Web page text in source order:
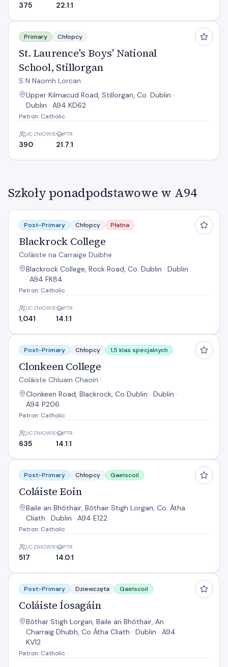
375 22.1:1
St. Laurence's Boys' National School, Stillorgan
Primary Chłopcy
St. Laurence's Boys' National
School, Stillorgan
S N Naomh Lorcan
Upper Kilmacud Road, Stillorgan, Co. Dublin ·
Dublin · A94 KD62
Patron: Catholic
UCZNIOWIE
390
PTR
21.7:1
Szkoły ponadpodstawowe w A94
Blackrock College
Post-Primary Chłopcy Płatna
Blackrock College
Coláiste na Carraige Duibhe
Blackrock College, Rock Road, Co. Dublin · Dublin
· A94 FK84
Patron: Catholic
UCZNIOWIE
1,041
PTR
14.1:1
Clonkeen College
Post-Primary Chłopcy 1,5 klas specjalnych
Clonkeen College
Coláiste Chluain Chaoin
Clonkeen Road, Blackrock, Co Dublin · Dublin ·
A94 P206
Patron: Catholic
UCZNIOWIE
635
PTR
14.1:1
Coláiste Eoin
Post-Primary Chłopcy Gaelscoil
Coláiste Eoin
Baile an Bhóthair, Bóthair Stigh Lorgan, Co. Átha
Cliath · Dublin · A94 E122
Patron: Catholic
UCZNIOWIE
517
PTR
14.0:1
Coláiste Íosagáin
Post-Primary Dziewczęta Gaelscoil
Coláiste Íosagáin
Bóthar Stigh Lorgan, Baile an Bhóthair, An
Charraig Dhubh, Co Átha Cliath · Dublin · A94
KV12
Patron: Catholic